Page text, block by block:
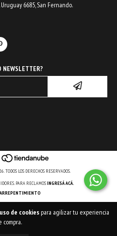
de cookiespara agilizar tu experiencia
compra.
6685, San Fernando.
NEWSLETTER?
TODOS LOS DERECHOS RESERVADOS.
PARA RECLAMOSINGRESÁ ACÁ.